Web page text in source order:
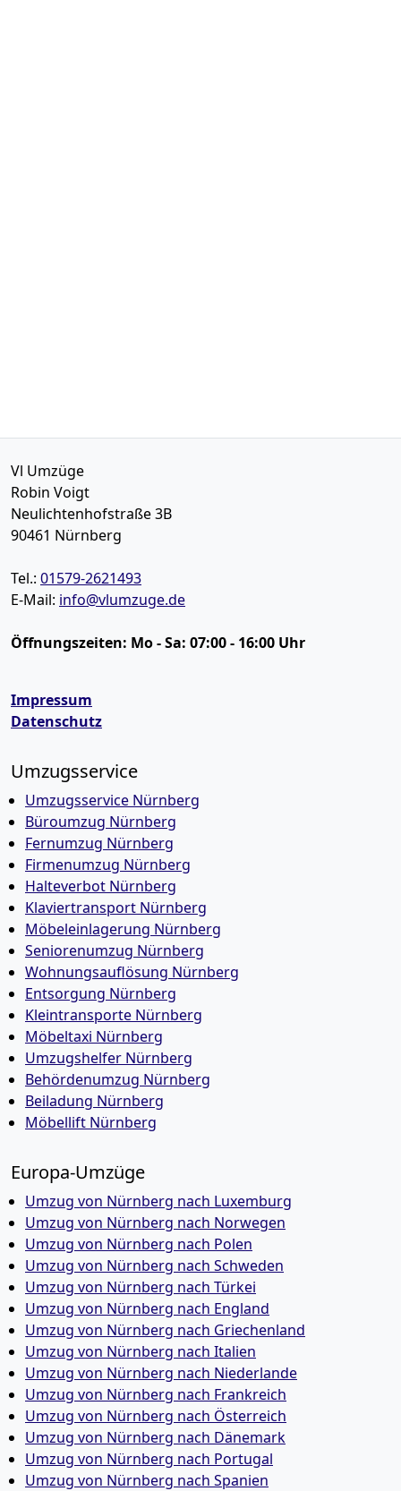
Vl Umzüge
Robin Voigt
Neulichtenhofstraße 3B
90461 Nürnberg
Tel.: 01579-2621493
E-Mail: info@vlumzuge.de
Öffnungszeiten: Mo - Sa: 07:00 - 16:00 Uhr
Impressum
Datenschutz
Umzugsservice
Umzugsservice Nürnberg
Büroumzug Nürnberg
Fernumzug Nürnberg
Firmenumzug Nürnberg
Halteverbot Nürnberg
Klaviertransport Nürnberg
Möbeleinlagerung Nürnberg
Seniorenumzug Nürnberg
Wohnungsauflösung Nürnberg
Entsorgung Nürnberg
Kleintransporte Nürnberg
Möbeltaxi Nürnberg
Umzugshelfer Nürnberg
Behördenumzug Nürnberg
Beiladung Nürnberg
Möbellift Nürnberg
Europa-Umzüge
Umzug von Nürnberg nach Luxemburg
Umzug von Nürnberg nach Norwegen
Umzug von Nürnberg nach Polen
Umzug von Nürnberg nach Schweden
Umzug von Nürnberg nach Türkei
Umzug von Nürnberg nach England
Umzug von Nürnberg nach Griechenland
Umzug von Nürnberg nach Italien
Umzug von Nürnberg nach Niederlande
Umzug von Nürnberg nach Frankreich
Umzug von Nürnberg nach Österreich
Umzug von Nürnberg nach Dänemark
Umzug von Nürnberg nach Portugal
Umzug von Nürnberg nach Spanien